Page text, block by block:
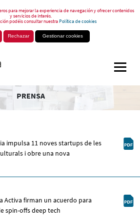
para mejorar la experiencia de navegación y ofrecer contenidos
y servicios de interés.
podéis consultar nuestraPolítica de cookies
Rechazar Gestionar cookies
PRENSA
impulsa 11 noves startups de les
i obre una nova
Activa firman un acuerdo para
spin-offs deep tech